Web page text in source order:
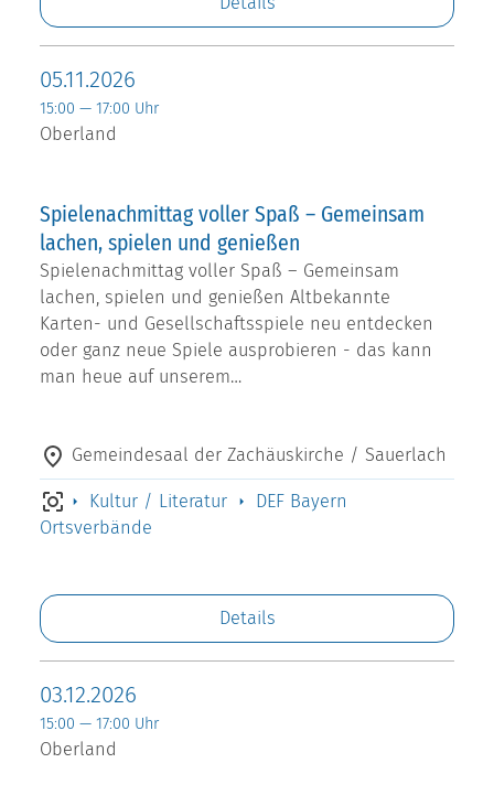
05.11.2026
15:00 — 17:00 Uhr
Oberland
Spielenachmittag voller Spaß – Gemeinsam
lachen, spielen und genießen
Spielenachmittag voller Spaß – Gemeinsam
lachen, spielen und genießen Altbekannte
Karten- und Gesellschaftsspiele neu entdecken
oder ganz neue Spiele ausprobieren - das kann
man heue auf unserem…
Gemeindesaal der Zachäuskirche / Sauerlach
Kultur / Literatur
DEF Bayern
Ortsverbände
Details
03.12.2026
15:00 — 17:00 Uhr
Oberland